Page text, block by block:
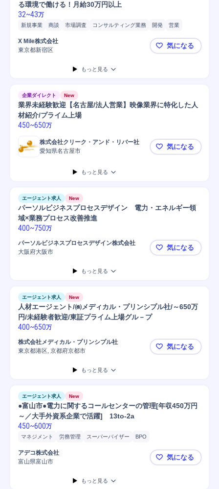
る環境で働ける！月給30万円以上
32~43万
新規事業 商談 市場調査 コンサルティング業務 開発
営業
市場/地域実勢調査
X Mile株式会社
東京都新宿区
【全国拠点
気になる
もっと見る
企業ダイレクト New
業界未経験歓迎【名古屋/法人営業】映像業界に特化した人
材紹介/プライム上場
450~650万
株式会社クリーク・アンド・リバー社
愛知県名古屋市
業界未経験
気になる
もっと見る
エージェント求人 New
パーソルビジネスプロセスデザイン 電力・エネルギー領
域×業務プロセス改善推進
400~750万
パーソルビジネスプロセスデザイン株式会社
大阪府大阪市
パーソルビ
気になる
もっと見る
エージェント求人 New
人材エージェント/㈱メディカル・プリンシプル社/～650万
円/未経験者歓迎/東証プライム上場グル－プ
400~650万
株式会社メディカル・プリンシプル社
東京都港区, 京都府京都市
人材エージ
気になる
もっと見る
エージェント求人 New
●富山市●電力に関するコールセンターの管理[年収450万円
～／大手外資系企業で活躍] 13to-2a
450~600万
マネジメント 労務管理 スーパーバイザー
BPO
プロジェクトマネジメント
クライアント折衝
店舗運営
アデコ株式会社
富山県富山市
●富山市●電
気になる
もっと見る